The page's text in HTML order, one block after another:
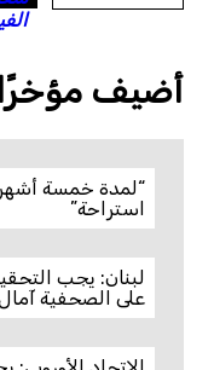
أضيف مؤخرًا
استراحة”
لبنان: يجب
على الصحفية